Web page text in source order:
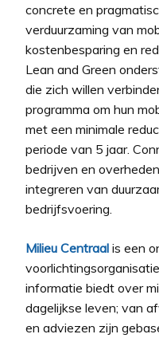
concrete en
verduurzaming van
kostenbesparing en
Lean and Green
die zich willen
programma om hun
met een minimale
periode van 5 jaar.
bedrijven en
integreren van
bedrijfsvoering.
Milieu Centraal is een
informatie biedt over
dagelijkse leven; van
en adviezen zijn